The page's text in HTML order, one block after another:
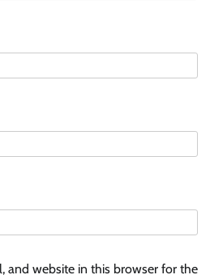
and website in this browser for the